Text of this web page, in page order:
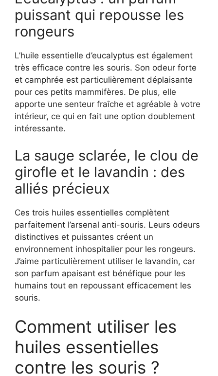
puissant qui repousse les
rongeurs
L’huile essentielle d’eucalyptus est également
très efficace contre les souris. Son odeur forte
et camphrée est particulièrement déplaisante
pour ces petits mammifères. De plus, elle
apporte une senteur fraîche et agréable à votre
intérieur, ce qui en fait une option doublement
intéressante.
La sauge sclarée, le clou de
girofle et le lavandin : des
alliés précieux
Ces trois huiles essentielles complètent
parfaitement l’arsenal anti-souris. Leurs odeurs
distinctives et puissantes créent un
environnement inhospitalier pour les rongeurs.
J’aime particulièrement utiliser le lavandin, car
son parfum apaisant est bénéfique pour les
humains tout en repoussant efficacement les
souris.
Comment utiliser les
huiles essentielles
contre les souris ?